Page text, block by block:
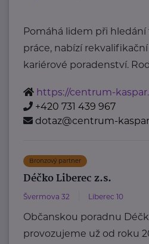
Pomáhá lidem při hledání
práce, nabízí
kariérové poradenství.
https://centrum-
+420 731 439 967
dotaz@centrum-
Bronzový partner
Déčko Liberec z.s.
Švermova 32 Liberec 10
Občanskou poradnu
provozujeme už od roku